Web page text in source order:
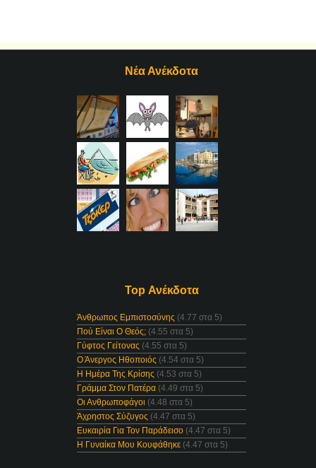
Νέα Ανέκδοτα
Top Ανέκδοτα
Άνθρωπος Εμπιστοσύνης (4.77 στα 5)
Πού Είναι Ο Θεός; (4.55 στα 5)
Γύφτος Γείτονας (4.55 στα 5)
Ο Άνεργος Ηθοποιός (4.54 στα 5)
Η Ημέρα Της Κρίσης (4.53 στα 5)
Γράμμα Στον Πατέρα (4.49 στα 5)
Οι Ανθρωποφάγοι (4.48 στα 5)
Άχρηστος Σύζυγος (4.47 στα 5)
Ευκαιρία Για Τον Παράδεισο (4.47 στα 5)
Η Γυναίκα Μου Κουφάθηκε (4.47 στα 5)